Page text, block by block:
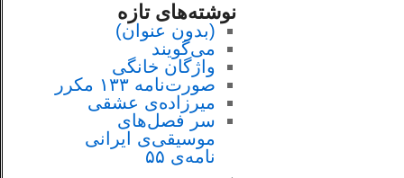
نوشته‌های تازه
(بدون عنوان)
می‌گویند
واژگان خانگی
صورت‌نامه ۱۳۳ مکرر
میرزاده‌ی عشقی
سر فصل‌هاى
موسيقى‌ی ايرانى
نامه‌ی ۵۵